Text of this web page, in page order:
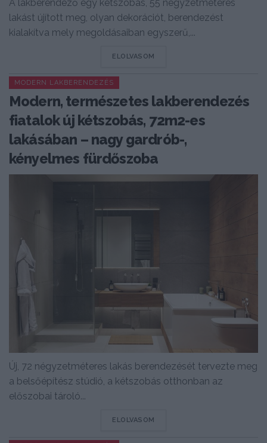
A lakberendező egy kétszobás, 55 négyzetméteres
lakást újított meg, olyan dekorációt, berendezést
kialakítva mely megoldásaiban egyszerű,...
ELOLVASOM
MODERN LAKBERENDEZÉS
Modern, természetes lakberendezés
fiatalok új kétszobás, 72m2-es
lakásában – nagy gardrób-,
kényelmes fürdőszoba
Új, 72 négyzetméteres lakás berendezését tervezte meg
a belsőépítész stúdió, a kétszobás otthonban az
előszobai tároló...
ELOLVASOM